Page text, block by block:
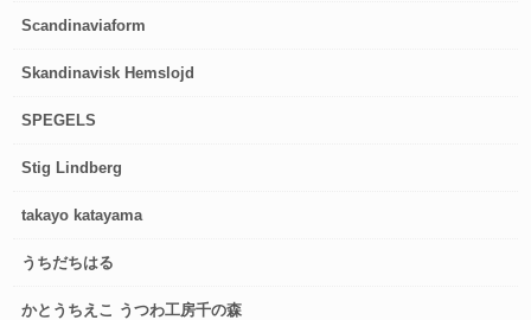
Scandinaviaform
Skandinavisk Hemslojd
SPEGELS
Stig Lindberg
takayo katayama
うちだちはる
かとうちえこ うつわ工房千の森